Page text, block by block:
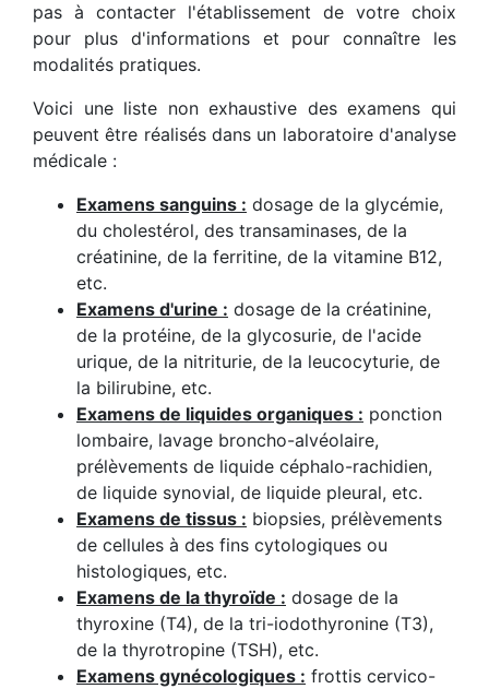
pas à contacter l'établissement de votre choix
pour plus d'informations et pour connaître les
modalités pratiques.
Voici une liste non exhaustive des examens qui
peuvent être réalisés dans un laboratoire d'analyse
médicale :
Examens sanguins : dosage de la glycémie,
du cholestérol, des transaminases, de la
créatinine, de la ferritine, de la vitamine B12,
etc.
Examens d'urine : dosage de la créatinine,
de la protéine, de la glycosurie, de l'acide
urique, de la nitriturie, de la leucocyturie, de
la bilirubine, etc.
Examens de liquides organiques : ponction
lombaire, lavage broncho-alvéolaire,
prélèvements de liquide céphalo-rachidien,
de liquide synovial, de liquide pleural, etc.
Examens de tissus : biopsies, prélèvements
de cellules à des fins cytologiques ou
histologiques, etc.
Examens de la thyroïde : dosage de la
thyroxine (T4), de la tri-iodothyronine (T3),
de la thyrotropine (TSH), etc.
Examens gynécologiques : frottis cervico-